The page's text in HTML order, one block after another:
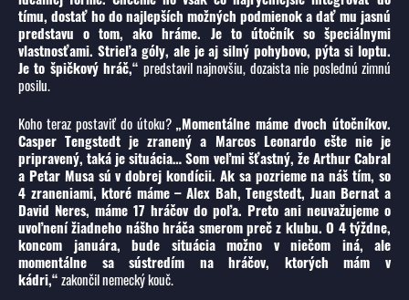
tímu, dostať ho do najlepších možných podmienok a dať mu jasnú
predstavu o tom, ako hráme. Je to útočník so špeciálnymi
vlastnosťami. Strieľa góly, ale je aj silný pohybovo, pýta si loptu.
Je to špičkový hráč,“ predstavil najnovšiu, dozaista nie poslednú zimnú
posilu.
Koho teraz postaviť do útoku? „Momentálne máme dvoch útočníkov.
Casper Tengstedt je zranený a Marcos Leonardo ešte nie je
pripravený, taká je situácia… Som veľmi šťastný, že Arthur Cabral
a Petar Musa sú v dobrej kondícii. Ak sa pozrieme na náš tím, so
4 zraneniami, ktoré máme – Alex Bah, Tengstedt, Juan Bernat a
David Neres, máme 17 hráčov do poľa. Preto ani neuvažujeme o
uvoľnení žiadneho nášho hráča smerom preč z klubu. O 4 týždne,
koncom januára, bude situácia možno v niečom iná, ale
momentálne sa sústredím na hráčov, ktorých mám v
kádri,“zakončil nemecký kouč.